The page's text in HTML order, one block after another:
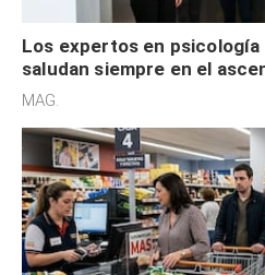
Los expertos en
saludan siempre en el
defensiva y tienen apertura
MAG.